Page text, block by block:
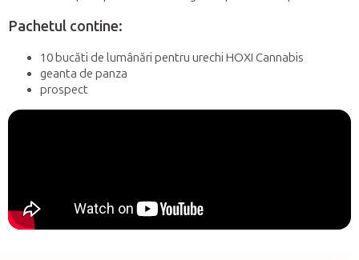
Pachetul contine:
10 bucăti de lumânări pentru urechi HOXI Cannabis
geanta de panza
prospect